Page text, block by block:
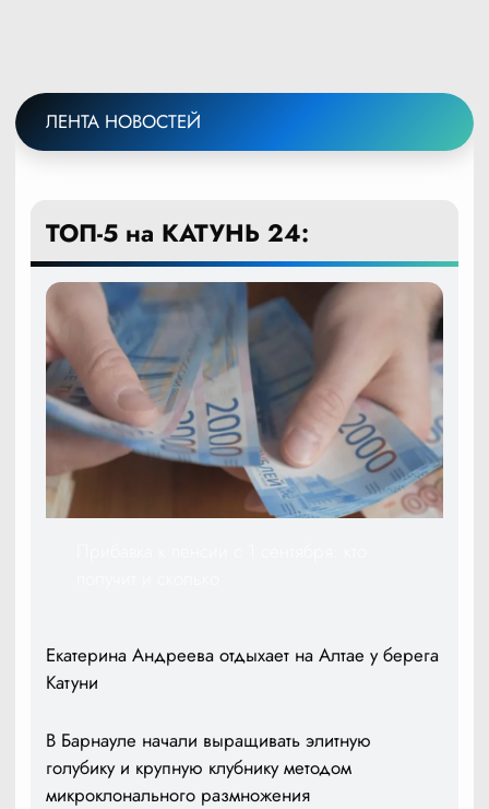
ЛЕНТА НОВОСТЕЙ
ТОП-5 на КАТУНЬ 24:
Екатерина Андреева отдыхает на Алтае у берега
Катуни
В Барнауле начали выращивать элитную
голубику и крупную клубнику методом
микроклонального размножения